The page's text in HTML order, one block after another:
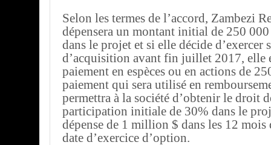
Selon les termes de l’accord, Zambezi
dépensera un montant initial de 250
dans le projet et si elle décide d’exercer
d’acquisition avant fin juillet 2017, elle
paiement en espèces ou en actions de
paiement qui sera utilisé en
permettra à la société d’obtenir le droit
participation initiale de 30% dans le
dépense de 1 million $ dans les 12
date d’exercice d’option.